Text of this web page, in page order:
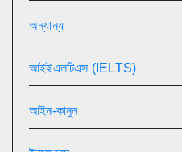
অন্যান্য
আইইএলটিএস (IELTS)
আইন-কানুন